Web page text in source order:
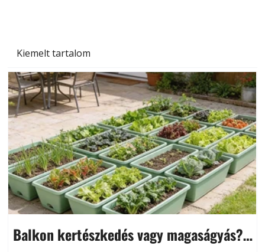
Kiemelt tartalom
Balkon kertészkedés vagy magaságyás?